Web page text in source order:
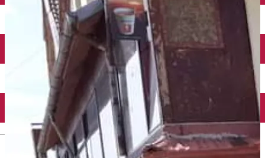
Închirieri auto
Închirieri biciclete
Taxi
Încărcare vehicule electrice